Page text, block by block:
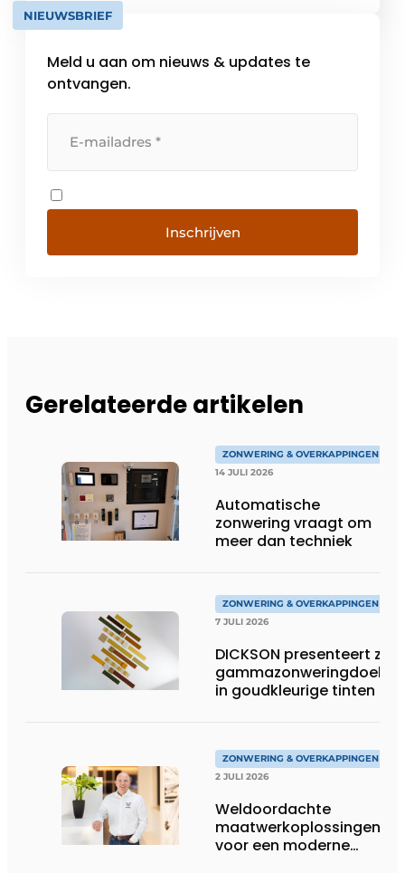
automatisering […]
NIEUWSBRIEF
Meld u aan om nieuws & updates te
ontvangen.
Inschrijven
Gerelateerde artikelen
ZONWERING & OVERKAPPINGEN
14 JULI 2026
Automatische
zonwering vraagt om
meer dan techniek
ZONWERING & OVERKAPPINGEN
7 JULI 2026
DICKSON presenteert zijn
gammazonweringdoeken
in goudkleurige tinten
ZONWERING & OVERKAPPINGEN
2 JULI 2026
Weldoordachte
maatwerkoplossingen
voor een moderne